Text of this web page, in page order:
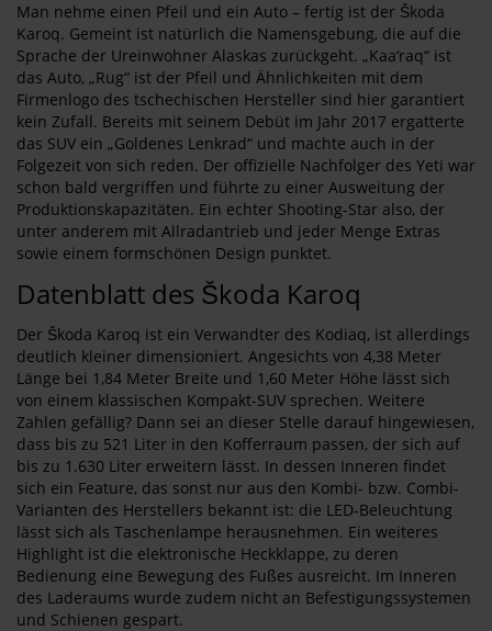
Man nehme einen Pfeil und ein Auto – fertig ist der Škoda
Karoq. Gemeint ist natürlich die Namensgebung, die auf die
Sprache der Ureinwohner Alaskas zurückgeht. „Kaa‘raq“ ist
das Auto, „Rug“ ist der Pfeil und Ähnlichkeiten mit dem
Firmenlogo des tschechischen Hersteller sind hier garantiert
kein Zufall. Bereits mit seinem Debüt im Jahr 2017 ergatterte
das SUV ein „Goldenes Lenkrad“ und machte auch in der
Folgezeit von sich reden. Der offizielle Nachfolger des Yeti war
schon bald vergriffen und führte zu einer Ausweitung der
Produktionskapazitäten. Ein echter Shooting-Star also, der
unter anderem mit Allradantrieb und jeder Menge Extras
sowie einem formschönen Design punktet.
Datenblatt des Škoda Karoq
Der Škoda Karoq ist ein Verwandter des Kodiaq, ist allerdings
deutlich kleiner dimensioniert. Angesichts von 4,38 Meter
Länge bei 1,84 Meter Breite und 1,60 Meter Höhe lässt sich
von einem klassischen Kompakt-SUV sprechen. Weitere
Zahlen gefällig? Dann sei an dieser Stelle darauf hingewiesen,
dass bis zu 521 Liter in den Kofferraum passen, der sich auf
bis zu 1.630 Liter erweitern lässt. In dessen Inneren findet
sich ein Feature, das sonst nur aus den Kombi- bzw. Combi-
Varianten des Herstellers bekannt ist: die LED-Beleuchtung
lässt sich als Taschenlampe herausnehmen. Ein weiteres
Highlight ist die elektronische Heckklappe, zu deren
Bedienung eine Bewegung des Fußes ausreicht. Im Inneren
des Laderaums wurde zudem nicht an Befestigungssystemen
und Schienen gespart.